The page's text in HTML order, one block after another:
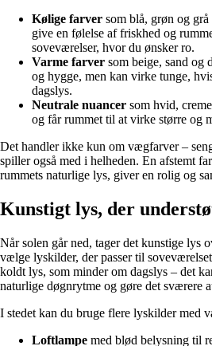
Kølige farver som blå, grøn og
give en følelse af friskhed og
soveværelser, hvor du ønsker ro.
Varme farver som beige, sand og
og hygge, men kan virke tunge,
dagslys.
Neutrale nuancer som hvid,
og får rummet til at virke større og
Det handler ikke kun om vægfarver –
spiller også med i helheden. En afstemt
rummets naturlige lys, giver en rolig og
Kunstigt lys, der
Når solen går ned, tager det kunstige lys
vælge lyskilder, der passer til
koldt lys, som minder om dagslys – det
naturlige døgnrytme og gøre det sværere
I stedet kan du bruge flere lyskilder med
Loftlampe med blød belysning til